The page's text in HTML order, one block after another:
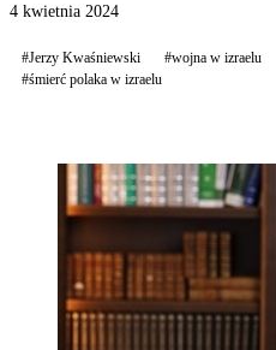
4 kwietnia 2024
#Jerzy Kwaśniewski #wojna w izraelu
#śmierć polaka w izraelu